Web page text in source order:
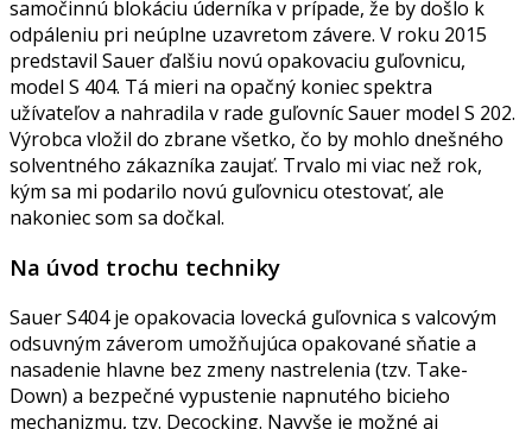
samočinnú blokáciu úderníka v prípade, že by došlo k
odpáleniu pri neúplne uzavretom závere. V roku 2015
predstavil Sauer ďalšiu novú opakovaciu guľovnicu,
model S 404. Tá mieri na opačný koniec spektra
užívateľov a nahradila v rade guľovníc Sauer model S 202.
Výrobca vložil do zbrane všetko, čo by mohlo dnešného
solventného zákazníka zaujať. Trvalo mi viac než rok,
kým sa mi podarilo novú guľovnicu otestovať, ale
nakoniec som sa dočkal.
Na úvod trochu techniky
Sauer S404 je opakovacia lovecká guľovnica s valcovým
odsuvným záverom umožňujúca opakované sňatie a
nasadenie hlavne bez zmeny nastrelenia (tzv. Take-
Down) a bezpečné vypustenie napnutého bicieho
mechanizmu, tzv. Decocking. Navyše je možné aj